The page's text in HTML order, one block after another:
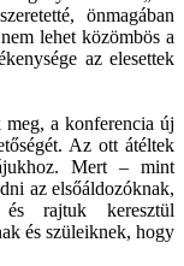
önmagában
lehet közömbös a
az elesettek
meg, a konferencia új
Az ott átéltek
Mert – mint
az elsőáldozóknak,
rajtuk keresztül
és szüleiknek, hogy